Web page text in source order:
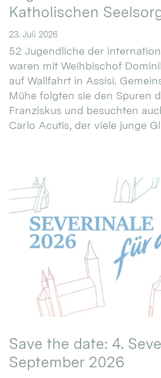
Katholischen
23. Juli 2026
52 Jugendliche der
waren mit Weihbischof
auf Wallfahrt in Assisi.
Mühe folgten sie den Spuren
Franziskus und besuchten
Carlo Acutis, der viele junge
Save the date: 4.
September 2026